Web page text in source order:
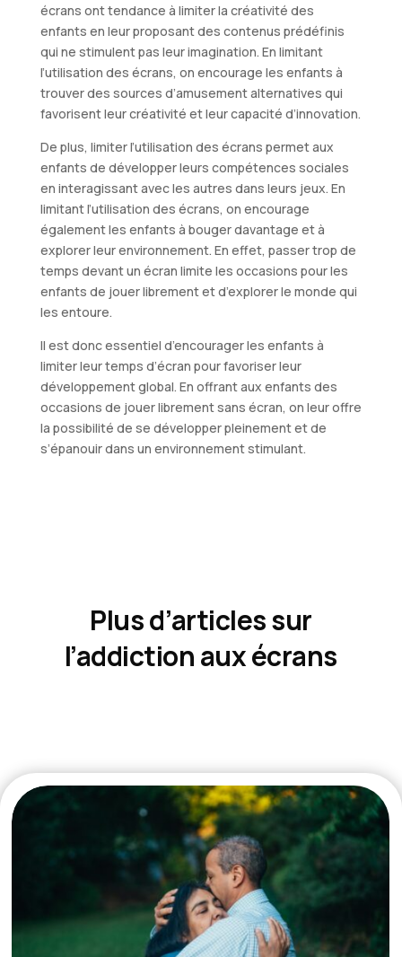
écrans ont tendance à limiter la créativité des
enfants en leur proposant des contenus prédéfinis
qui ne stimulent pas leur imagination. En limitant
l’utilisation des écrans, on encourage les enfants à
trouver des sources d’amusement alternatives qui
favorisent leur créativité et leur capacité d’innovation.
De plus, limiter l’utilisation des écrans permet aux
enfants de développer leurs compétences sociales
en interagissant avec les autres dans leurs jeux. En
limitant l’utilisation des écrans, on encourage
également les enfants à bouger davantage et à
explorer leur environnement. En effet, passer trop de
temps devant un écran limite les occasions pour les
enfants de jouer librement et d’explorer le monde qui
les entoure.
Il est donc essentiel d’encourager les enfants à
limiter leur temps d’écran pour favoriser leur
développement global. En offrant aux enfants des
occasions de jouer librement sans écran, on leur offre
la possibilité de se développer pleinement et de
s’épanouir dans un environnement stimulant.
Plus d’articles sur
l’addiction aux écrans